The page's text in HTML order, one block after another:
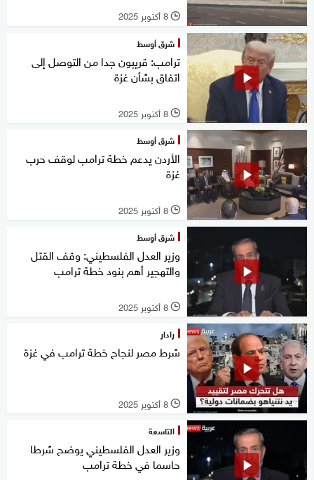
l 8 أكتوبر 2025
شرق أوسط
ترامب: قريبون جدا من التوصل إلى
اتفاق بشأن غزة
l 8 أكتوبر 2025
شرق أوسط
الأردن يدعم خطة ترامب لوقف حرب
غزة
l 8 أكتوبر 2025
شرق أوسط
وزير العدل الفلسطيني: وقف القتل
والتهجير أهم بنود خطة ترامب
l 8 أكتوبر 2025
رادار
شرط مصر لنجاح خطة ترامب في غزة
l 8 أكتوبر 2025
التاسعة
وزير العدل الفلسطيني يوضح شرطا
حاسما في خطة ترامب